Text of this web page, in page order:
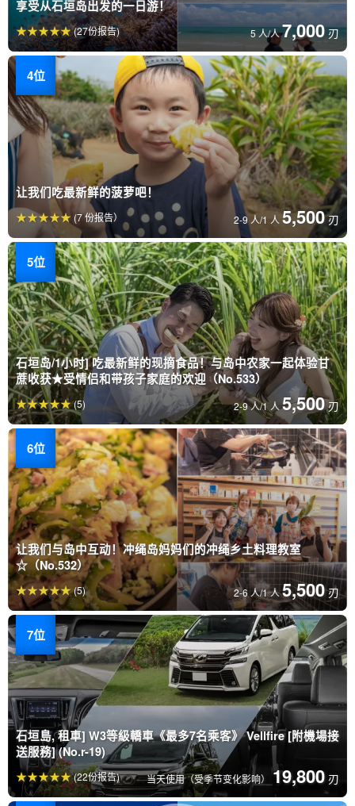
享受从石垣岛出发的一日游！
5 人/人7,000 刃
(27份报告)
让我们吃最新鲜的菠萝吧！
2-9 人/1 人 5,500 刃
(7 份报告）
石垣岛/1小时] 吃最新鲜的现摘食品！与岛中农家一起体验甘
蔗收获★受情侣和带孩子家庭的欢迎（No.533）
2-9 人/1 人5,500 刃
(5)
让我们与岛中互动！冲绳岛妈妈们的冲绳乡土料理教室
☆（No.532）
2-6 人/1 人5,500 刃
(5)
石垣島, 租車] W3等級轎車《最多7名乘客》 Vellfire [附機場接
送服務] (No.r-19)
当天使用（受季节变化影响） 19,800 刃
(22份报告)